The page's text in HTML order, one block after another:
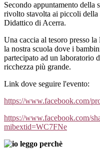
Secondo appuntamento
rivolto stavolta ai piccoli
Didattico di Acerra.
Una caccia al tesoro presso
la nostra scuola dove i
partecipato ad un laboratorio
ricchezza più grande.
Link dove seguire l'evento:
https://www.facebook.com/
https://www.facebook.com/
mibextid=WC7FNe